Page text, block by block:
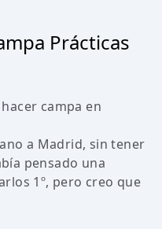
Prácticas
campa en
a Madrid, sin tener
pensado una
1º, pero creo que